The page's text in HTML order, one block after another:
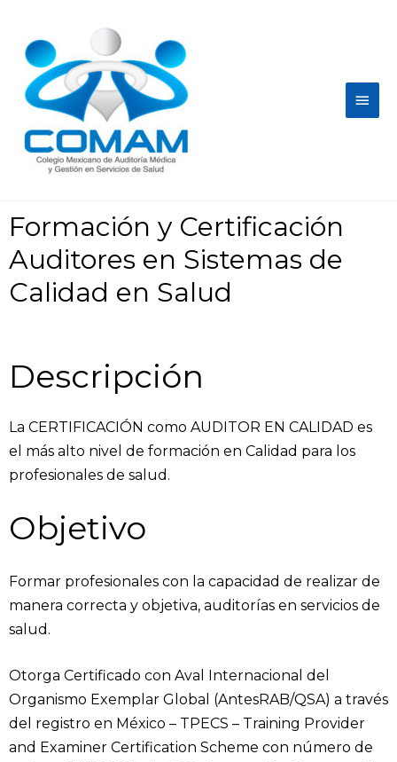
Formación y Certificación
Auditores en Sistemas de
Calidad en Salud
Descripción
La CERTIFICACIÓN como AUDITOR EN CALIDAD es
el más alto nivel de formación en Calidad para los
profesionales de salud.
Objetivo
Formar profesionales con la capacidad de realizar de
manera correcta y objetiva, auditorías en servicios de
salud.
Otorga Certificado con Aval Internacional del
Organismo Exemplar Global (AntesRAB/QSA) a través
del registro en México – TPECS – Training Provider
and Examiner Certification Scheme con número de